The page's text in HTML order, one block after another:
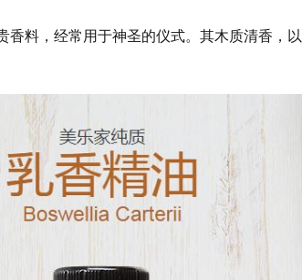
香料，经常用于神圣的仪式。其木质清香，